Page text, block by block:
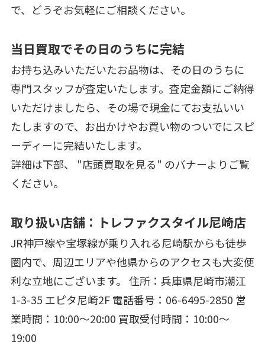
で、どうぞお気軽にご相談ください。
当日買取でその日のうちに完結
お持ち込みいただいたお品物は、その日のうちに
専門スタッフが査定いたします。査定金額にご納得
いただけましたら、その場で現金にてお支払いい
たしますので、お出かけやお買い物のついでにスピ
ーディーに完結いたします。
詳細は下部、 "店頭買取を見る" のバナーよりご覧
ください。
取り扱い店舗：トレファクスタイル尼崎店
JR神戸線や宝塚線が乗り入れる尼崎駅からも徒歩
圏内で、周辺エリアや他県からのアクセスも大変便
利な立地にございます。 住所：兵庫県尼崎市潮江
1-3-35 エピタ尼崎2F 電話番号：06-6495-2850 営
業時間：10:00～20:00 買取受付時間：10:00～
19:00